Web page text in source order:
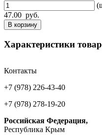
47.00 руб.
В корзину
Характеристики
Контакты
+7 (978) 226-43-40
+7 (978) 278-19-20
Российская Федерация,
Республика Крым